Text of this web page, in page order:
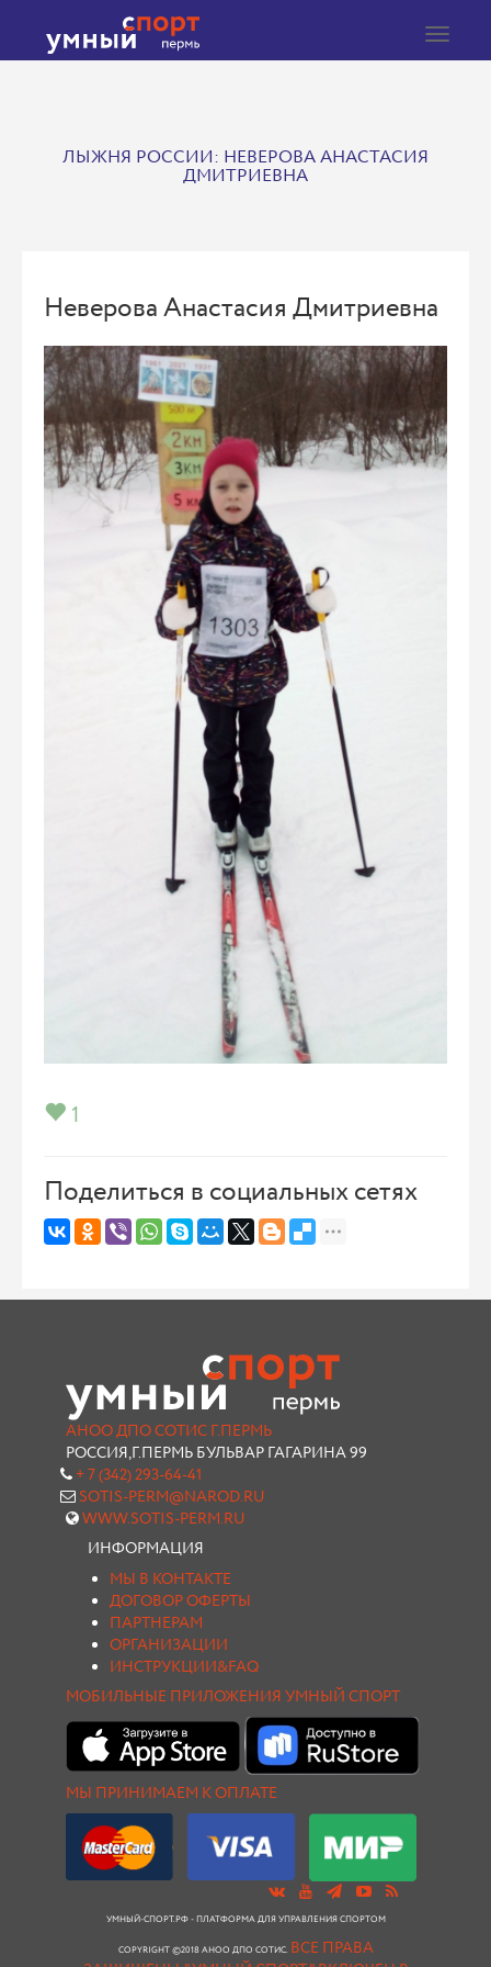
Toggle
ЛЫЖНЯ РОССИИ: НЕВЕРОВА АНАСТАСИЯ
ДМИТРИЕВНА
Неверова Анастасия Дмитриевна
1
Поделиться в социальных сетях
АНОО ДПО СОТИС Г.ПЕРМЬ
РОССИЯ,Г.ПЕРМЬ БУЛЬВАР ГАГАРИНА 99
+ 7 (342) 293-64-41
SOTIS-PERM@NAROD.RU
WWW.SOTIS-PERM.RU
ИНФОРМАЦИЯ
МЫ В КОНТАКТЕ
ДОГОВОР ОФЕРТЫ
ПАРТНЕРАМ
ОРГАНИЗАЦИИ
ИНСТРУКЦИИ&FAQ
МОБИЛЬНЫЕ ПРИЛОЖЕНИЯ УМНЫЙ СПОРТ
МЫ ПРИНИМАЕМ К ОПЛАТЕ
УМНЫЙ-СПОРТ.РФ - ПЛАТФОРМА ДЛЯ УПРАВЛЕНИЯ СПОРТОМ
COPYRIGHT ©2018 АНОО ДПО СОТИС. ВСЕ ПРАВА